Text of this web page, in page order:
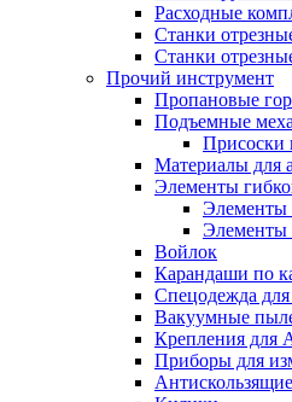
Расходные
Станки
Станки
Прочий инструмент
Пропановые
Подъeмные
Присоски
Материалы для
Элементы
Элементы
Элементы
Войлок
Карандаши по
Спецодежда
Вакуумные
Крепления
Приборы для